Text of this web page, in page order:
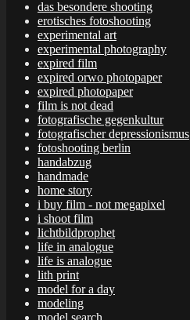
das besondere shooting
erotisches fotoshooting
experimental art
experimental photography
expired film
expired orwo photopaper
expired photopaper
film is not dead
fotografische gegenkultur
fotografischer depressionismus
fotoshooting berlin
handabzug
handmade
home story
i buy film - not megapixel
i shoot film
lichtbildprophet
life in analogue
life is analogue
lith print
model for a day
modeling
model search